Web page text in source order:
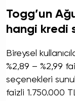
Togg’un
hangi kredi
Bireysel
%2,89 – %2,99
seçenekleri
faizli 1.750.000